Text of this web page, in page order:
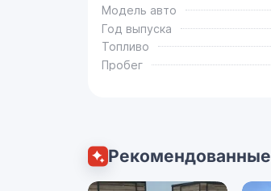
Модель авто
Год выпуска
Топливо
Пробег
Рекомендованные